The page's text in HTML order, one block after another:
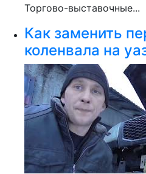
Торгово-выставочные...
Как заменить
коленвала на